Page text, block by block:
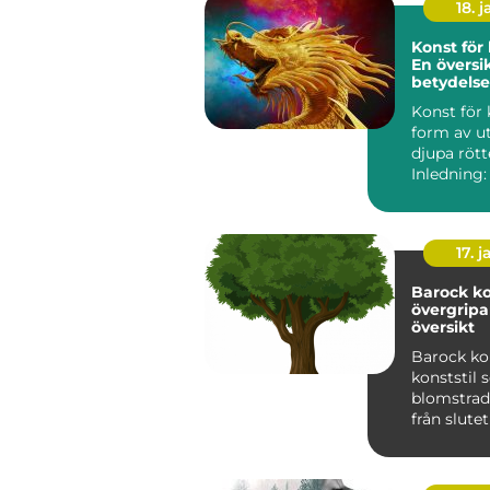
18.
Konst för
En
Konst för
form av
djupa
17.
Barock
översikt
Barock
konststil
från slutet
1700-t...